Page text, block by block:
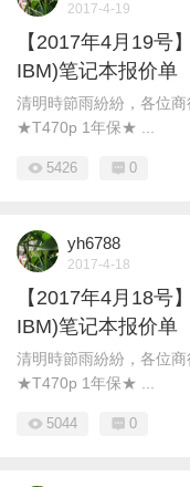
2017-4-19
【2017年4月19号
IBM)笔记本报价单
清明時節雨紛紛，各位商
★T470p 1年保★ ...
5426 0
yh6788
2017-4-18
【2017年4月18号
IBM)笔记本报价单
清明時節雨紛紛，各位商
★T470p 1年保★ ...
5044 0